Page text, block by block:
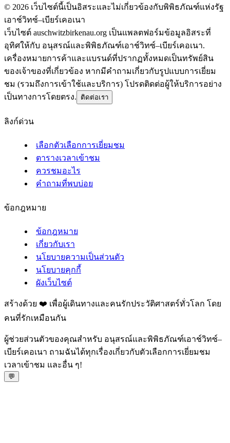
© 2026 เว็บไซต์นี้เป็นอิสระและไม่เกี่ยวข้องกับพิพิธภัณฑ์แห่งรัฐ
เอาช์วิทซ์–เบียร์เคอเนา
เว็บไซต์ auschwitzbirkenau.org เป็นแพลตฟอร์มข้อมูลอิสระที่
อุทิศให้กับ อนุสรณ์และพิพิธภัณฑ์เอาช์วิทซ์–เบียร์เคอเนา.
เครื่องหมายการค้าและแบรนด์ที่ปรากฏทั้งหมดเป็นทรัพย์สิน
ของเจ้าของที่เกี่ยวข้อง หากมีคำถามเกี่ยวกับรูปแบบการเยี่ยม
ชม (รวมถึงการเข้าใช้และบริการ) โปรดติดต่อผู้ให้บริการอย่าง
เป็นทางการโดยตรง.
ติดต่อเรา
ลิงก์ด่วน
เลือกตัวเลือกการเยี่ยมชม
ตารางเวลาเข้าชม
ควรชมอะไร
คำถามที่พบบ่อย
ข้อกฎหมาย
ข้อกฎหมาย
เกี่ยวกับเรา
นโยบายความเป็นส่วนตัว
นโยบายคุกกี้
ผังเว็บไซต์
สร้างด้วย ❤️ เพื่อผู้เดินทางและคนรักประวัติศาสตร์ทั่วโลก โดย
คนที่รักเหมือนกัน
ผู้ช่วยส่วนตัวของคุณสำหรับ อนุสรณ์และพิพิธภัณฑ์เอาช์วิทซ์–
เบียร์เคอเนา ถามฉันได้ทุกเรื่องเกี่ยวกับตัวเลือกการเยี่ยมชม
เวลาเข้าชม และอื่น ๆ!
💬